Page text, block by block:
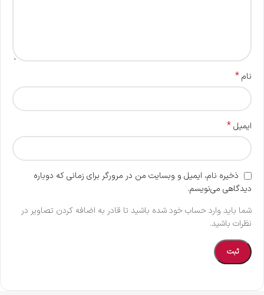
نام*
ایمیل*
ذخیره نام، ایمیل و وبسایت من در مرورگر برای زمانی که دوباره
دیدگاهی می‌نویسم.
شما باید وارد حساب خود شده باشید تا قادر به اضافه کردن تصاویر در
نظرات باشید.